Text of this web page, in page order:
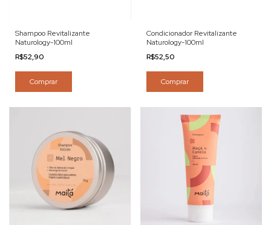
Shampoo Revitalizante
Naturology-100ml
R$52,90
Comprar
Condicionador Revitalizante
Naturology-100ml
R$52,50
Comprar